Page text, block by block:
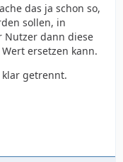
das ja schon so,
sollen, in
Nutzer dann diese
ersetzen kann.
klar getrennt.